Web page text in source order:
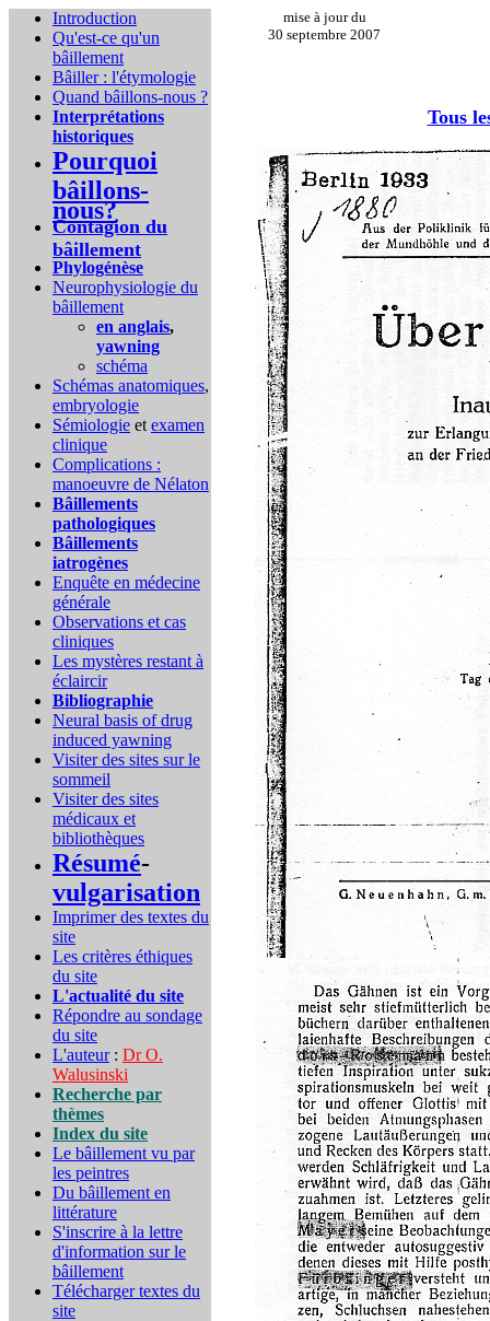
Introduction
Qu'est-ce qu'un
bâillement
Bâiller : l'étymologie
Quand bâillons-nous ?
Interprétations
historiques
Pourquoi
bâillons-
nous?
Contagion du
bâillement
Phylogénèse
Neurophysiologie du
bâillement
en anglais,
yawning
schéma
Schémas anatomiques,
embryologie
Sémiologie et examen
clinique
Complications :
manoeuvre de Nélaton
Bâillements
pathologiques
Bâillements
iatrogènes
Enquête en médecine
générale
Observations et cas
cliniques
Les mystères restant à
éclaircir
Bibliographie
Neural basis of drug
induced yawning
Visiter des sites sur le
sommeil
Visiter des sites
médicaux et
bibliothèques
Résumé-
vulgarisation
Imprimer des textes du
site
Les critères éthiques
du site
L'actualité du site
Répondre au sondage
du site
L'auteur: Dr O.
Walusinski
Recherche par
thèmes
Index du site
Le bâillement vu par
les peintres
Du bâillement en
littérature
S'inscrire à la lettre
d'information sur le
bâillement
Télécharger textes du
site
mise à jour du
30 septembre 2007
Tous